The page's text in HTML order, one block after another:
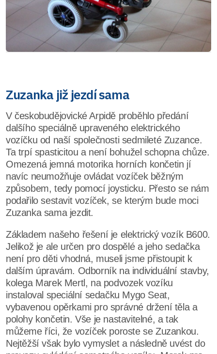
Zuzanka již jezdí sama
V českobudějovické Arpidě proběhlo předání
dalšího speciálně upraveného elektrického
vozíčku od naší společnosti sedmileté Zuzance.
Ta trpí spasticitou a není bohužel schopna chůze.
Omezená jemná motorika horních končetin jí
navíc neumožňuje ovládat vozíček běžným
způsobem, tedy pomocí joysticku. Přesto se nám
podařilo sestavit vozíček, se kterým bude moci
Zuzanka sama jezdit.
Základem našeho řešení je elektrický vozík B600.
Jelikož je ale určen pro dospělé a jeho sedačka
není pro děti vhodná, museli jsme přistoupit k
dalším úpravám. Odborník na individuální stavby,
kolega Marek Mertl, na podvozek vozíku
instaloval speciální sedačku Mygo Seat,
vybavenou opěrkami pro správné držení těla a
polohy končetin. Vše je nastavitelné, a tak
můžeme říci, že vozíček poroste se Zuzankou.
Nejtěžší však bylo vymyslet a následně uvést do